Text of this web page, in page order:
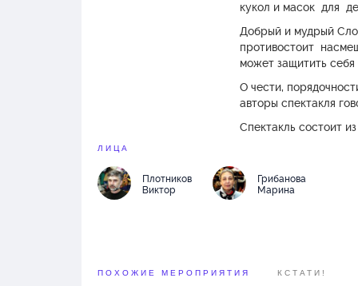
кукол и масок для
Добрый и мудрый
противостоит
может защитить себя
О чести,
авторы спектакля
Спектакль состоит
ждет птенца»
Спектакль в 2-х
ЛИЦА
Плотников
Виктор
Грибанова
Марина
ПОХОЖИЕ МЕРОПРИЯТИЯ КСТАТИ!